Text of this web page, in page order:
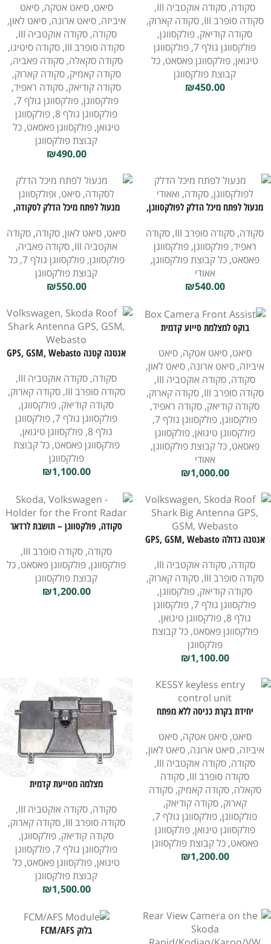
סקודה, סקודה אוקטביה III
,
סקודה סופרב III
, סקודה קארוק,
סקודה קודיאק, פולקסווגן,
פולקסווגן גולף 7
, פולקסווגן
טיגואן, פולקסווגן פאסאט, כל
קבוצת פולקסווגן
₪450.00
סיאט, סיאט אטקה, סיאט
איביזה, סיאט ארונה, סיאט לאון,
סקודה, סקודה אוקטביה III
,
סקודה סופרב III
, סקודה סיטיגו,
סקודה סקאלה, סקודה פאביה,
סקודה קאמיק, סקודה קארוק,
סקודה קודיאק, סקודה ראפיד,
פולקסווגן, פולקסווגן גולף 7
,
פולקסווגן גולף 8
, פולקסווגן
טיגואן, פולקסווגן פאסאט, כל
קבוצת פולקסווגן
₪490.00
מנעול לפתח מיכל הדלק לפולקסווגן,
סקודה, סקודה סופרב III , סקודה
ראפיד, פולקסווגן, פולקסווגן
פאסאט, כל קבוצת פולקסווגן,
אאודי
₪540.00
מנעול לפתח מיכל הדלק לסקודה,
סיאט, סיאט לאון, סקודה, סקודה
אוקטביה III
, סקודה פאביה,
פולקסווגן, פולקסווגן גולף 7 , כל
קבוצת פולקסווגן
₪550.00
בוקס למצלמת סייוע קדמית
סיאט, סיאט אטקה, סיאט
איביזה, סיאט ארונה, סיאט לאון,
סקודה, סקודה אוקטביה III
,
סקודה סופרב III
, סקודה קארוק,
סקודה קודיאק, סקודה ראפיד,
פולקסווגן, פולקסווגן גולף 7
,
פולקסווגן טיגואן, פולקסווגן
פאסאט, כל קבוצת פולקסווגן,
אאודי
₪1,000.00
אנטנה קטנה GPS, GSM, Webasto
פולקסווגן
סקודה, סקודה אוקטביה III
,
סקודה סופרב III
, סקודה קארוק,
סקודה קודיאק, פולקסווגן,
פולקסווגן גולף 7
, פולקסווגן
גולף 8
, פולקסווגן טיגואן,
פולקסווגן פאסאט, כל קבוצת
פולקסווגן
₪1,100.00
אנטנה גדולה GPS, GSM, Webasto
פולקסווגן
סקודה, סקודה אוקטביה III
,
סקודה סופרב III
, סקודה קארוק,
סקודה קודיאק, פולקסווגן,
פולקסווגן גולף 7
, פולקסווגן
גולף 8
, פולקסווגן טיגואן,
פולקסווגן פאסאט, כל קבוצת
פולקסווגן
₪1,100.00
סקודה, פולקסווגן – תושבת לרדאר
סקודה, סקודה סופרב III
,
פולקסווגן, פולקסווגן פאסאט, כל
קבוצת פולקסווגן
₪1,200.00
יחידת בקרת כניסה ללא מפתח
סיאט, סיאט אטקה, סיאט
איביזה, סיאט ארונה, סיאט לאון,
סקודה, סקודה אוקטביה III
,
סקודה סופרב III
, סקודה
סקאלה, סקודה קאמיק, סקודה
קארוק, סקודה קודיאק,
פולקסווגן, פולקסווגן גולף 7
,
פולקסווגן טיגואן, פולקסווגן
פאסאט, כל קבוצת פולקסווגן
₪1,200.00
מצלמה מסייעת קדמית
סקודה, סקודה אוקטביה III
,
סקודה סופרב III
, סקודה קארוק,
סקודה קודיאק, פולקסווגן,
פולקסווגן גולף 7
, פולקסווגן
טיגואן, פולקסווגן פאסאט, כל
קבוצת פולקסווגן
₪1,500.00
בלוק FCM/AFS